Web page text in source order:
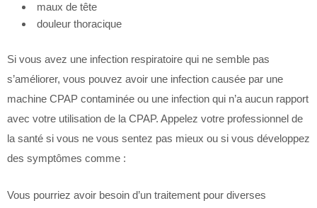
maux de tête
douleur thoracique
Si vous avez une infection respiratoire qui ne semble pas
s’améliorer, vous pouvez avoir une infection causée par une
machine CPAP contaminée ou une infection qui n’a aucun rapport
avec votre utilisation de la CPAP. Appelez votre professionnel de
la santé si vous ne vous sentez pas mieux ou si vous développez
des symptômes comme :
Vous pourriez avoir besoin d’un traitement pour diverses